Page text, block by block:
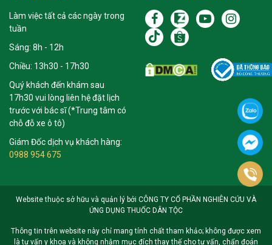
Làm việc tất cả các ngày trong
tuần
Sáng: 8h - 12h
Chiều: 13h30 - 17h30
Quý khách đến khám sau
17h30 vui lòng liên hệ đặt lịch
trước với bác sĩ (*Trung tâm có
chỗ đỗ xe ô tô)
Giám Đốc dịch vụ khách hàng:
0988 954 675
Website thuộc sở hữu và quản lý bởi CÔNG TY CỔ PHẦN NGHIÊN CỨU VÀ
ỨNG DỤNG THUỐC DÂN TỘC
Thông tin trên website này chỉ mang tính chất tham khảo; không được xem
là tư vấn y khoa và không nhằm mục đích thay thế cho tư vấn, chẩn đoán